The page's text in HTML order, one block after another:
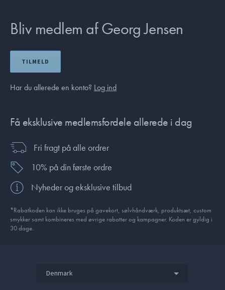
Bliv medlem af Georg Jensen
TILMELD
Har du allerede en konto? Log ind
Få eksklusive medlemsfordele allerede i dag
Fri fragt på alle ordrer
10% på din første ordre
Nyheder og eksklusive tilbud
*Rabatkoden kan ikke bruges på gavekort, sølvhåndværk, produktsæt, custom
smykker samt kombineres med øvrige rabatter og kampagner. Koden er gyldig i
30 dage.
Denmark